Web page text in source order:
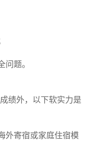
题。
绩外，以下软实力是
外寄宿或家庭住宿模